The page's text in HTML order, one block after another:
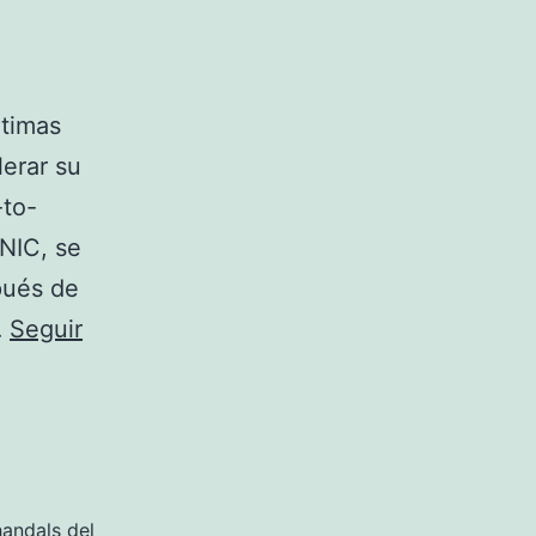
su
to-
se
de
Seguir
del